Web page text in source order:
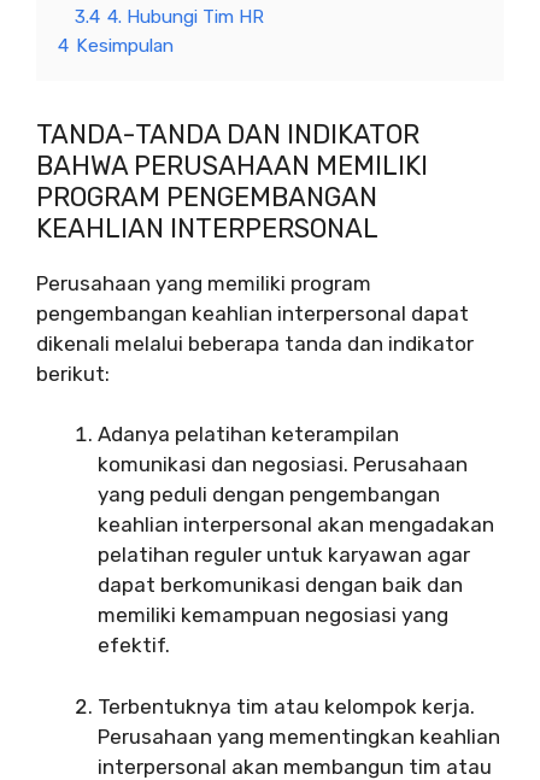
3.4 4. Hubungi Tim HR
4 Kesimpulan
TANDA-TANDA DAN INDIKATOR
BAHWA PERUSAHAAN MEMILIKI
PROGRAM PENGEMBANGAN
KEAHLIAN INTERPERSONAL
Perusahaan yang memiliki program
pengembangan keahlian interpersonal dapat
dikenali melalui beberapa tanda dan indikator
berikut:
Adanya pelatihan keterampilan
komunikasi dan negosiasi. Perusahaan
yang peduli dengan pengembangan
keahlian interpersonal akan mengadakan
pelatihan reguler untuk karyawan agar
dapat berkomunikasi dengan baik dan
memiliki kemampuan negosiasi yang
efektif.
Terbentuknya tim atau kelompok kerja.
Perusahaan yang mementingkan keahlian
interpersonal akan membangun tim atau